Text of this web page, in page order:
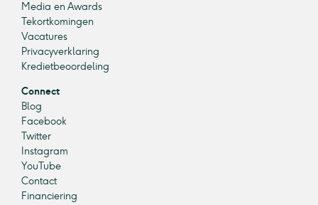
Media en Awards
Tekortkomingen
Vacatures
Privacyverklaring
Kredietbeoordeling
Connect
Blog
Facebook
Twitter
Instagram
YouTube
Contact
Financiering